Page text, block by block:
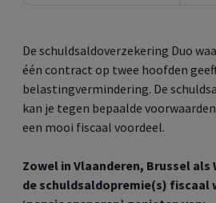
De schuldsaldoverzekering Duo
één contract op twee hoofden
belastingvermindering. De
kan je tegen bepaalde
een mooi fiscaal voordeel.
Zowel in Vlaanderen, Brussel als
de schuldsaldopremie(s) fiscaal